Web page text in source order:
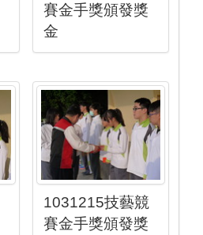
賽金手獎頒發獎
金
1031215技藝競
賽金手獎頒發獎